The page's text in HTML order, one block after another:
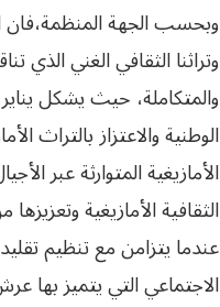
وبحسب الجهة المنظمة،فان
وتراثنا الثقافي الغني الذي
والمتكاملة، حيث يشكل يناير
الوطنية والاعتزاز بالتراث
الأمازيغية المتوارثة عبر
الثقافية الأمازيغية
عندما يتزامن مع تنظيم
الاجتماعي التي يتميز بها